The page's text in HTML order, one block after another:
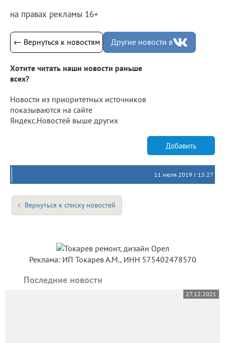
на правах рекламы 16+
← Вернуться к новостям Другие новости в
Хотите читать наши новости раньше
всех?
Новости из приоритетных источников
показываются на сайте
Яндекс.Новостей выше других
Добавить
11 июля 2019 г. 15:27
Вернуться к списку новостей
Реклама: ИП Токарев А.М., ИНН 575402478570
Последние новости
27.12.2021